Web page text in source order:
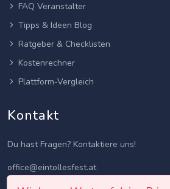
FAQ Veranstalter
Tipps & Ideen Blog
Ratgeber & Checklisten
Kostenrechner
Plattform-Vergleich
Kontakt
Du hast Fragen? Kontaktiere uns!
office@eintollesfest.at